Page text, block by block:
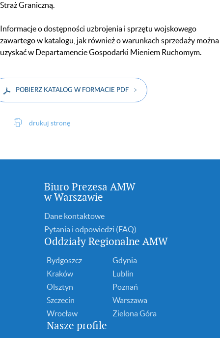
Straż Graniczną.
Informacje o dostępności uzbrojenia i sprzętu wojskowego
zawartego w katalogu, jak również o warunkach sprzedaży można
uzyskać w Departamencie Gospodarki Mieniem Ruchomym.
POBIERZ KATALOG W FORMACIE PDF
drukuj stronę
Biuro Prezesa AMW
w Warszawie
Dane kontaktowe
Pytania i odpowiedzi (FAQ)
Oddziały Regionalne AMW
Bydgoszcz
Kraków
Olsztyn
Szczecin
Wrocław
Gdynia
Lublin
Poznań
Warszawa
Zielona Góra
Nasze profile